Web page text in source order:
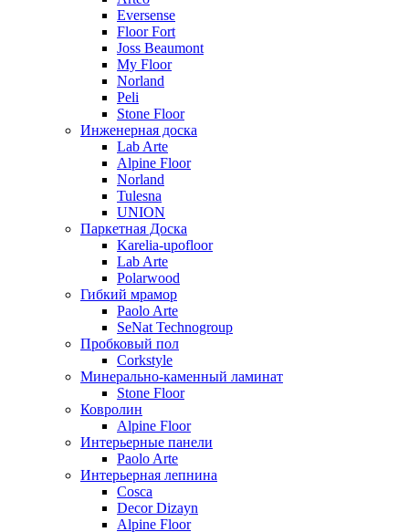
Eversense
Floor Fort
Joss Beaumont
My Floor
Norland
Peli
Stone Floor
Инженерная доска
Lab Arte
Alpine Floor
Norland
Tulesna
UNION
Паркетная Доска
Karelia-upofloor
Lab Arte
Polarwood
Гибкий мрамор
Paolo Arte
SeNat Technogroup
Пробковый пол
Corkstyle
Минерально-каменный ламинат
Stone Floor
Ковролин
Alpine Floor
Интерьерные панели
Paolo Arte
Интерьерная лепнина
Cosca
Decor Dizayn
Alpine Floor